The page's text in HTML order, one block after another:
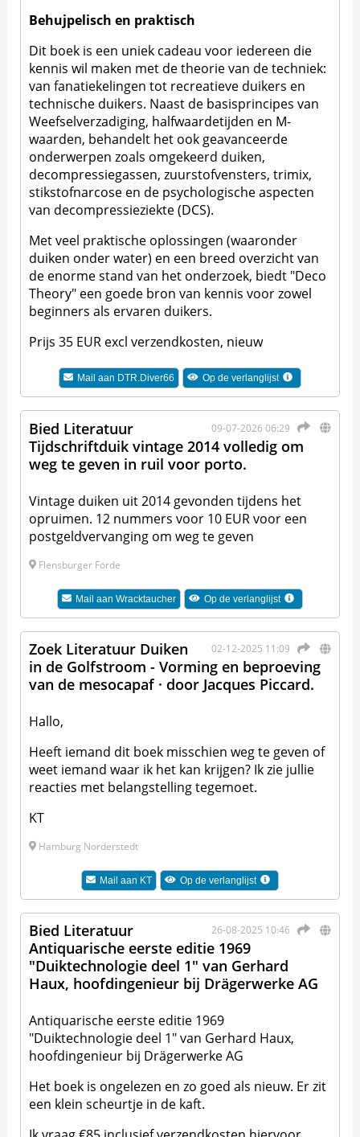
Behujpelisch en praktisch
Dit boek is een uniek cadeau voor iedereen die
kennis wil maken met de theorie van de techniek:
van fanatiekelingen tot recreatieve duikers en
technische duikers. Naast de basisprincipes van
Weefselverzadiging, halfwaardetijden en M-
waarden, behandelt het ook geavanceerde
onderwerpen zoals omgekeerd duiken,
decompressiegassen, zuurstofvensters, trimix,
stikstofnarcose en de psychologische aspecten
van decompressieziekte (DCS).
Met veel praktische oplossingen (waaronder
duiken onder water) en een breed overzicht van
de enorme stand van het onderzoek, biedt "Deco
Theory" een goede bron van kennis voor zowel
beginners als ervaren duikers.
Prijs 35 EUR excl verzendkosten, nieuw
Mail aan DTR.Diver66 Op de verlanglijst
09-07-2026 06:29
Bied Literatuur
Tijdschriftduik vintage 2014 volledig om
weg te geven in ruil voor porto.
Vintage duiken uit 2014 gevonden tijdens het
opruimen. 12 nummers voor 10 EUR voor een
postgeldvervanging om weg te geven
Flensburger Förde
Mail aan Wracktaucher Op de verlanglijst
02-12-2025 11:09
Zoek Literatuur Duiken
in de Golfstroom - Vorming en beproeving
van de mesocapaf · door Jacques Piccard.
Hallo,
Heeft iemand dit boek misschien weg te geven of
weet iemand waar ik het kan krijgen? Ik zie jullie
reacties met belangstelling tegemoet.
KT
Hamburg Norderstedt
Mail aan KT Op de verlanglijst
26-08-2025 10:46
Bied Literatuur
Antiquarische eerste editie 1969
"Duiktechnologie deel 1" van Gerhard
Haux, hoofdingenieur bij Drägerwerke AG
Antiquarische eerste editie 1969
"Duiktechnologie deel 1" van Gerhard Haux,
hoofdingenieur bij Drägerwerke AG
Het boek is ongelezen en zo goed als nieuw. Er zit
een klein scheurtje in de kaft.